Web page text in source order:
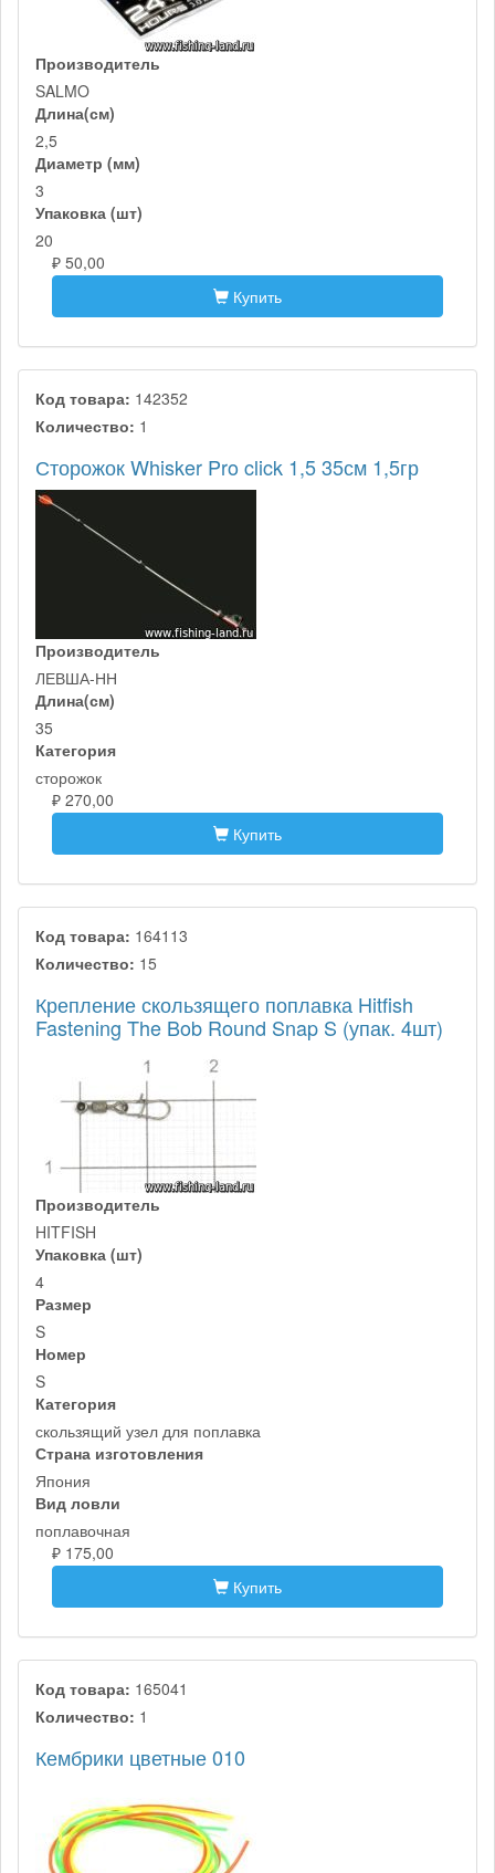
Производитель
SALMO
Длина(см)
2,5
Диаметр (мм)
3
Упаковка (шт)
20
₽ 50,00
Купить
Код товара: 142352
Количество: 1
Сторожок Whisker Pro click 1,5 35см 1,5гр
Производитель
ЛЕВША-НН
Длина(см)
35
Категория
сторожок
₽ 270,00
Купить
Код товара: 164113
Количество: 15
Крепление скользящего поплавка Hitfish
Fastening The Bob Round Snap S (упак. 4шт)
Производитель
HITFISH
Упаковка (шт)
4
Размер
S
Номер
S
Категория
скользящий узел для поплавка
Страна изготовления
Япония
Вид ловли
поплавочная
₽ 175,00
Купить
Код товара: 165041
Количество: 1
Кембрики цветные 010